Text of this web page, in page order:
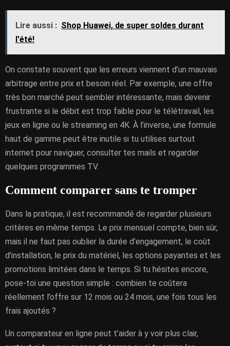
Lire aussi : Shop Huawei, de super soldes durant
l'été!
On constate souvent que les erreurs viennent d’un mauvais
arbitrage entre prix et besoin réel. Par exemple, une offre
très bon marché peut sembler intéressante, mais devenir
frustrante si le débit est trop faible pour le télétravail, les
jeux en ligne ou le streaming en 4K. À l’inverse, une formule
haut de gamme peut être inutile si tu utilises surtout
internet pour naviguer, consulter tes mails et regarder
quelques programmes TV.
Comment comparer sans te tromper
Dans la pratique, il est recommandé de regarder plusieurs
critères en même temps. Le prix mensuel compte, bien sûr,
mais il ne faut pas oublier la durée d’engagement, le coût
d’installation, le prix du matériel, les options payantes et les
promotions limitées dans le temps. Si tu hésites encore,
pose-toi une question simple : combien te coûtera
réellement l’offre sur 12 mois ou 24 mois, une fois tous les
frais ajoutés ?
Un comparateur en ligne peut t’aider à y voir plus clair,